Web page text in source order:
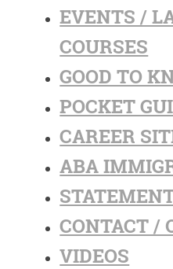
EVENTS /
COURSES
GOOD TO
POCKET
CAREER
ABA
CONTACT /
VIDEOS